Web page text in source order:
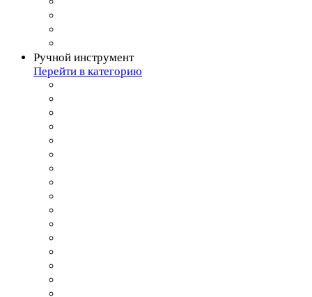
Ручной инструмент
Перейти в категорию